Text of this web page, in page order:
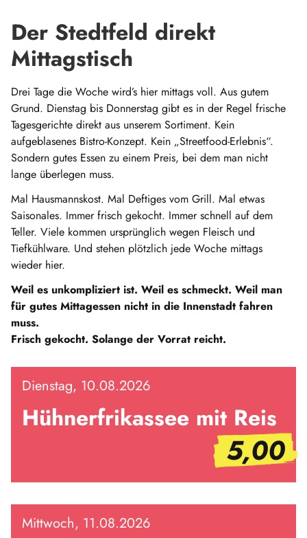
Der Stedtfeld direkt
Mittagstisch
Drei Tage die Woche wird’s hier mittags voll. Aus gutem
Grund. Dienstag bis Donnerstag gibt es in der Regel frische
Tagesgerichte direkt aus unserem Sortiment. Kein
aufgeblasenes Bistro-Konzept. Kein „Streetfood-Erlebnis“.
Sondern gutes Essen zu einem Preis, bei dem man nicht
lange überlegen muss.
Mal Hausmannskost. Mal Deftiges vom Grill. Mal etwas
Saisonales. Immer frisch gekocht. Immer schnell auf dem
Teller. Viele kommen ursprünglich wegen Fleisch und
Tiefkühlware. Und stehen plötzlich jede Woche mittags
wieder hier.
Weil es unkompliziert ist. Weil es schmeckt. Weil man
für gutes Mittagessen nicht in die Innenstadt fahren
muss.
Frisch gekocht. Solange der Vorrat reicht.
Dienstag, 10.08.2026
Hühnerfrikassee mit Reis
5,00
Mittwoch, 11.08.2026